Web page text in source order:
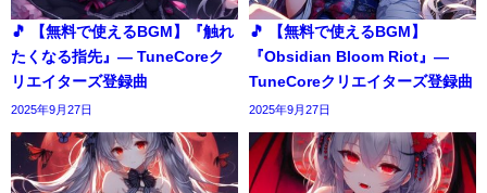
🎵 【無料で使えるBGM】『触れ
たくなる指先』― TuneCoreク
リエイターズ登録曲
2025年9月27日
🎵 【無料で使えるBGM】
『Obsidian Bloom Riot』―
TuneCoreクリエイターズ登録曲
2025年9月27日